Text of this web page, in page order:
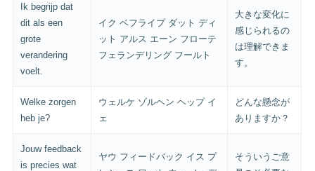
Ik begrijp dat
dit als een
grote
verandering
voelt.
イク ベフライプ ダット ディ
ット アルス エーン フローテ
フェランデリング フールト
大きな変化に
感じられるの
は理解できま
す。
Welke zorgen
heb je?
ウェルケ ゾルヘン ヘップ イ
ェ
どんな懸念が
ありますか？
Jouw feedback
is precies wat
ヤウ フィードバック イス プ
そういうご意